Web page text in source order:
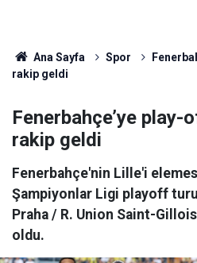
Ana Sayfa Spor
rakip geldi
Fenerbahçe’ye play-
rakip geldi
Fenerbahçe'nin Lille'i
Şampiyonlar Ligi playoff
Praha / R. Union Saint-
oldu.